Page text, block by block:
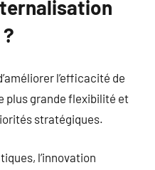
l’efficacité de
plus grande flexibilité et
stratégiques.
l’innovation